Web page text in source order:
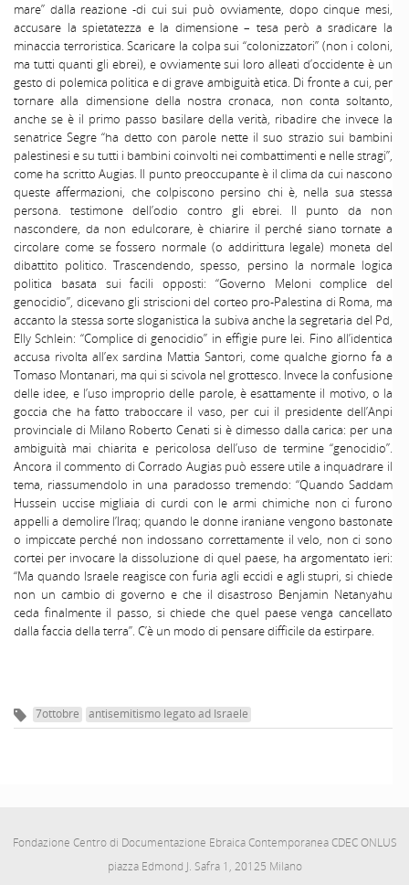
mare” dalla reazione -di cui sui può ovviamente, dopo cinque mesi,
accusare la spietatezza e la dimensione – tesa però a sradicare la
minaccia terroristica. Scaricare la colpa sui “colonizzatori” (non i coloni,
ma tutti quanti gli ebrei), e ovviamente sui loro alleati d’occidente è un
gesto di polemica politica e di grave ambiguità etica. Di fronte a cui, per
tornare alla dimensione della nostra cronaca, non conta soltanto,
anche se è il primo passo basilare della verità, ribadire che invece la
senatrice Segre “ha detto con parole nette il suo strazio sui bambini
palestinesi e su tutti i bambini coinvolti nei combattimenti e nelle stragi”,
come ha scritto Augias. Il punto preoccupante è il clima da cui nascono
queste affermazioni, che colpiscono persino chi è, nella sua stessa
persona. testimone dell’odio contro gli ebrei. Il punto da non
nascondere, da non edulcorare, è chiarire il perché siano tornate a
circolare come se fossero normale (o addirittura legale) moneta del
dibattito politico. Trascendendo, spesso, persino la normale logica
politica basata sui facili opposti: “Governo Meloni complice del
genocidio”, dicevano gli striscioni del corteo pro-Palestina di Roma, ma
accanto la stessa sorte sloganistica la subiva anche la segretaria del Pd,
Elly Schlein: “Complice di genocidio” in effigie pure lei. Fino all’identica
accusa rivolta all’ex sardina Mattia Santori, come qualche giorno fa a
Tomaso Montanari, ma qui si scivola nel grottesco. Invece la confusione
delle idee, e l’uso improprio delle parole, è esattamente il motivo, o la
goccia che ha fatto traboccare il vaso, per cui il presidente dell’Anpi
provinciale di Milano Roberto Cenati si è dimesso dalla carica: per una
ambiguità mai chiarita e pericolosa dell’uso de termine “genocidio”.
Ancora il commento di Corrado Augias può essere utile a inquadrare il
tema, riassumendolo in una paradosso tremendo: “Quando Saddam
Hussein uccise migliaia di curdi con le armi chimiche non ci furono
appelli a demolire l’Iraq; quando le donne iraniane vengono bastonate
o impiccate perché non indossano correttamente il velo, non ci sono
cortei per invocare la dissoluzione di quel paese, ha argomentato ieri:
“Ma quando Israele reagisce con furia agli eccidi e agli stupri, si chiede
non un cambio di governo e che il disastroso Benjamin Netanyahu
ceda finalmente il passo, si chiede che quel paese venga cancellato
dalla faccia della terra”. C’è un modo di pensare difficile da estirpare.
7ottobre antisemitismo legato ad Israele
Fondazione Centro di Documentazione Ebraica Contemporanea CDEC ONLUS
piazza Edmond J. Safra 1, 20125 Milano